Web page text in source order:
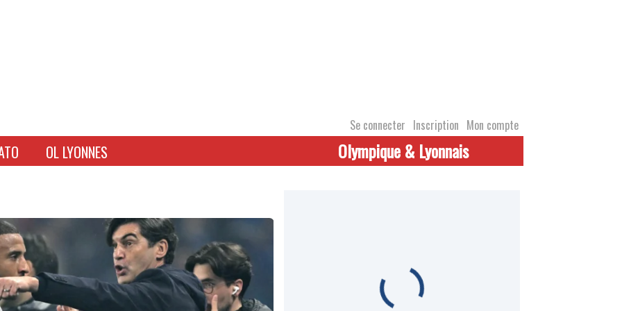
Se connecter Inscription Mon compte
OL LYONNES Olympique & Lyonnais